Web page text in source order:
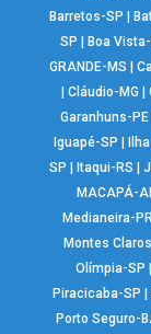
Barretos-SP |
SP |Boa
GRANDE-MS |
| Cláudio-MG |
Garanhuns-PE
Iguapé-SP |
SP |Itaqui-RS |
MACAPÁ-
Medianeira-
Montes
Olímpia-SP
Piracicaba-SP |
Porto Seguro-